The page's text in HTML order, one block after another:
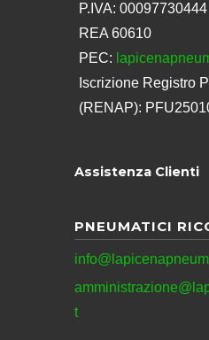
P.IVA: 00097730444
REA 60610
PEC:
Iscrizione Registro
(RENAP):
Assistenza Clienti
PNEUMATICI
t